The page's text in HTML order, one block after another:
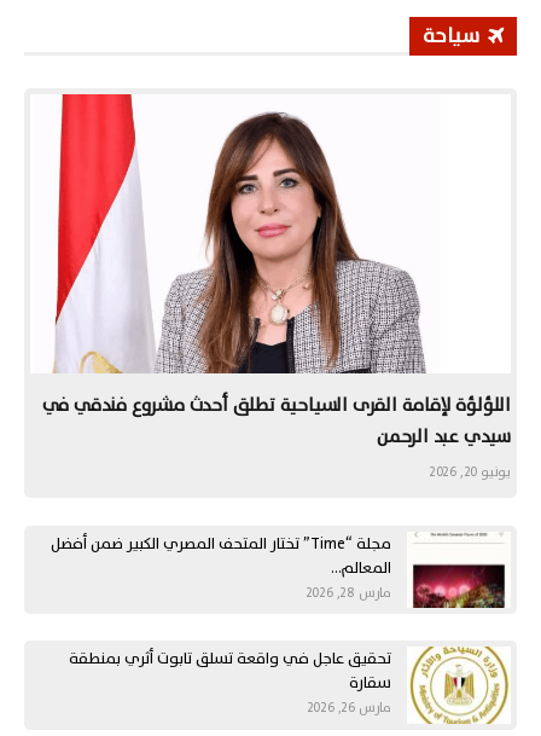
سياحة
اللؤلؤة لإقامة القرى السياحية تطلق أحدث مشروع فندقي في
سيدي عبد الرحمن
يونيو 20, 2026
مجلة “Time” تختار المتحف المصري الكبير ضمن أفضل
المعالم…
مارس 28, 2026
تحقيق عاجل في واقعة تسلق تابوت أثري بمنطقة
سقارة
مارس 26, 2026